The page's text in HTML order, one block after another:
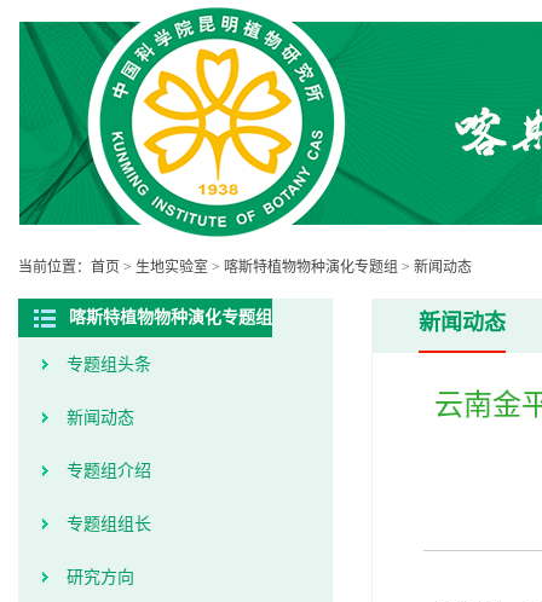
当前位置： 首页 > 生地实验室 > 喀斯特植物物种演化专题组 > 新闻动态
喀斯特植物物种演化专题组
专题组头条
新闻动态
专题组介绍
专题组组长
研究方向
新闻动态
云南金